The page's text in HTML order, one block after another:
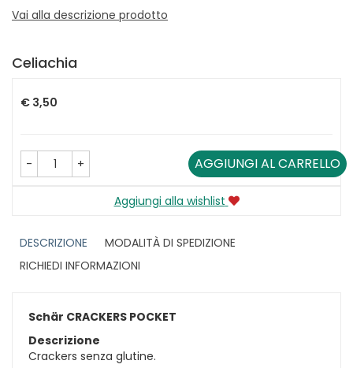
Vai alla descrizione prodotto
Celiachia
Prezzo
€ 3,50
- + AGGIUNGI AL CARRELLO
Aggiungi alla wishlist
DESCRIZIONE
MODALITÀ DI SPEDIZIONE
RICHIEDI INFORMAZIONI
Schär CRACKERS POCKET
Descrizione
Crackers senza glutine.